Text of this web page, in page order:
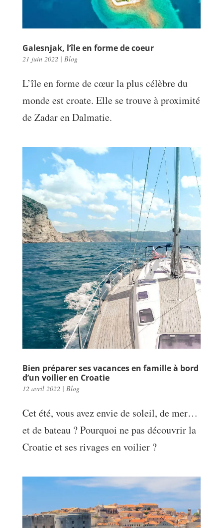
Galesnjak, l’île en forme de coeur
21 juin 2022| Blog
L’île en forme de cœur la plus célèbre du
monde est croate. Elle se trouve à proximité
de Zadar en Dalmatie.
Bien préparer ses vacances en famille à bord
d’un voilier en Croatie
12 avril 2022| Blog
Cet été, vous avez envie de soleil, de mer…
et de bateau ? Pourquoi ne pas découvrir la
Croatie et ses rivages en voilier ?